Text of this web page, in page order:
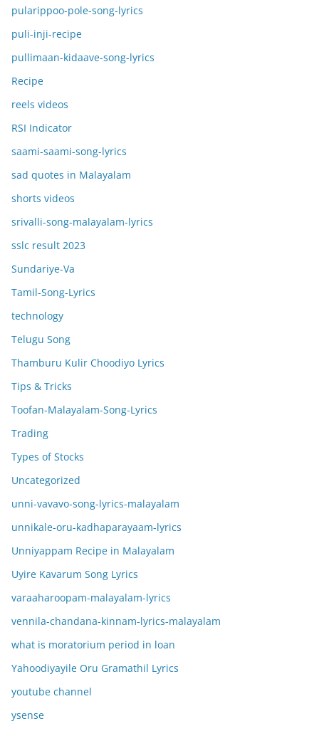
pularippoo-pole-song-lyrics
puli-inji-recipe
pullimaan-kidaave-song-lyrics
Recipe
reels videos
RSI Indicator
saami-saami-song-lyrics
sad quotes in Malayalam
shorts videos
srivalli-song-malayalam-lyrics
sslc result 2023
Sundariye-Va
Tamil-Song-Lyrics
technology
Telugu Song
Thamburu Kulir Choodiyo Lyrics
Tips & Tricks
Toofan-Malayalam-Song-Lyrics
Trading
Types of Stocks
Uncategorized
unni-vavavo-song-lyrics-malayalam
unnikale-oru-kadhaparayaam-lyrics
Unniyappam Recipe in Malayalam
Uyire Kavarum Song Lyrics
varaaharoopam-malayalam-lyrics
vennila-chandana-kinnam-lyrics-malayalam
what is moratorium period in loan
Yahoodiyayile Oru Gramathil Lyrics
youtube channel
ysense